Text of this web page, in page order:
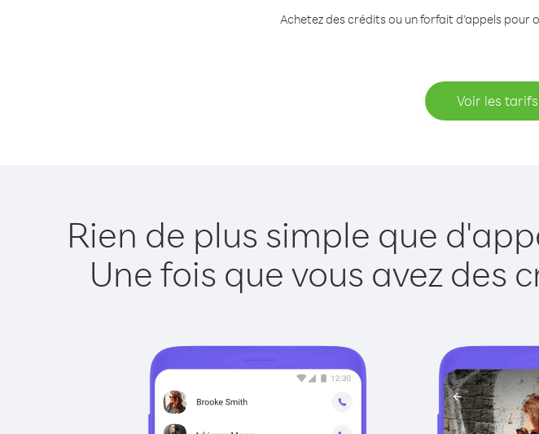
Achetez des crédits ou un forfait d’appels
Voir les
Rien de plus simple que
Une fois que vous avez des